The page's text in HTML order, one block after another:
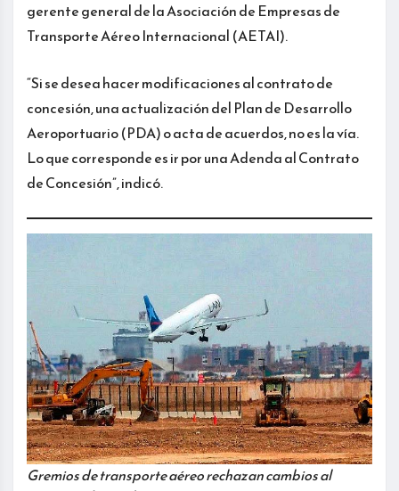
gerente general de la Asociación de Empresas de
Transporte Aéreo Internacional (AETAI).
“Si se desea hacer modificaciones al contrato de
concesión, una actualización del Plan de Desarrollo
Aeroportuario (PDA) o acta de acuerdos, no es la vía.
Lo que corresponde es ir por una Adenda al Contrato
de Concesión”, indicó.
Gremios de transporte aéreo rechazan cambios al